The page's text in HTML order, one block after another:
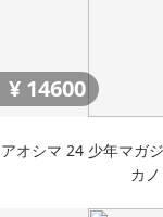
¥ 14600
アオシマ 24 少年マガ
カ